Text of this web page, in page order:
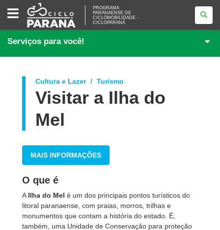
PROGRAMA
PARANAENSE
DE
CICLOMOBILIDADE
CICLOPARANÁ
PROGRAMA
PARANAENSE DE
CICLOMOBILIDADE -
CICLOPARANÁ
Serviços para você!
Cultura e Lazer Turismo
Visitar a Ilha do
Mel
MAIS INFORMAÇÕES
O que é
A Ilha do Mel é um dos principais pontos turísticos do
litoral paranaense, com praias, morros, trilhas e
monumentos que contam a história do estado. É,
também, uma Unidade de Conservação para proteção